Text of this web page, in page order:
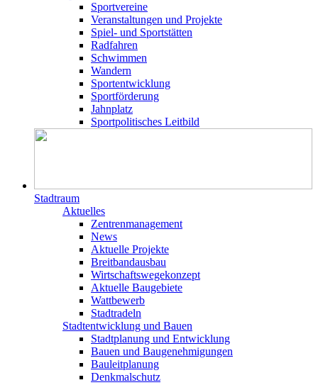
Sportvereine
Veranstaltungen und Projekte
Spiel- und Sportstätten
Radfahren
Schwimmen
Wandern
Sportentwicklung
Sportförderung
Jahnplatz
Sportpolitisches Leitbild
Stadtraum
Aktuelles
Zentrenmanagement
News
Aktuelle Projekte
Breitbandausbau
Wirtschaftswegekonzept
Aktuelle Baugebiete
Wattbewerb
Stadtradeln
Stadtentwicklung und Bauen
Stadtplanung und Entwicklung
Bauen und Baugenehmigungen
Bauleitplanung
Denkmalschutz